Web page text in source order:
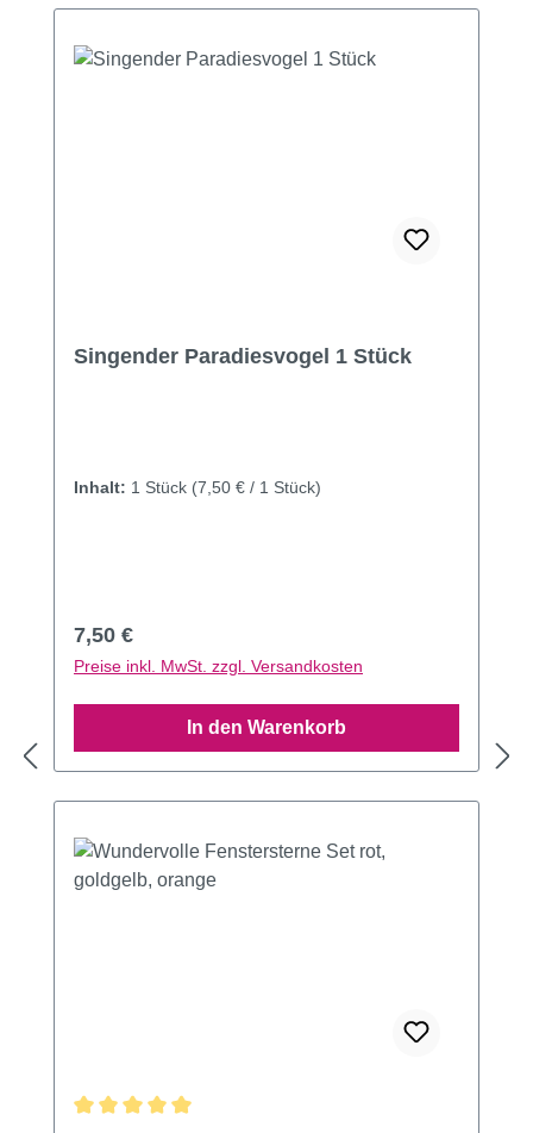
Singender Paradiesvogel 1 Stück
Inhalt: 1 Stück (7,50 € / 1 Stück)
Regulärer Preis:
7,50 €
Preise inkl. MwSt. zzgl. Versandkosten
In den Warenkorb